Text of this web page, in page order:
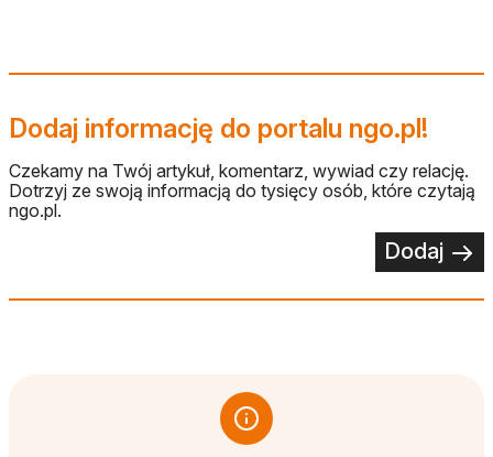
Dodaj informację do portalu ngo.pl!
Czekamy na Twój artykuł, komentarz, wywiad czy relację.
Dotrzyj ze swoją informacją do tysięcy osób, które czytają
ngo.pl.
Dodaj